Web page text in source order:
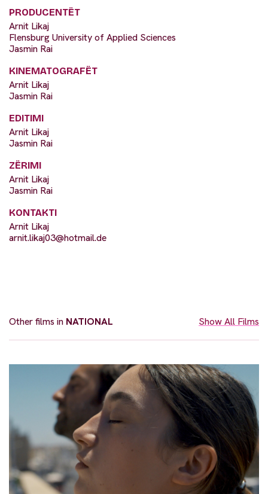
PRODUCENTËT
Arnit Likaj
Flensburg University of Applied Sciences
Jasmin Rai
KINEMATOGRAFËT
Arnit Likaj
Jasmin Rai
EDITIMI
Arnit Likaj
Jasmin Rai
ZËRIMI
Arnit Likaj
Jasmin Rai
KONTAKTI
Arnit Likaj
arnit.likaj03@hotmail.de
Other films in NATIONAL Show All Films